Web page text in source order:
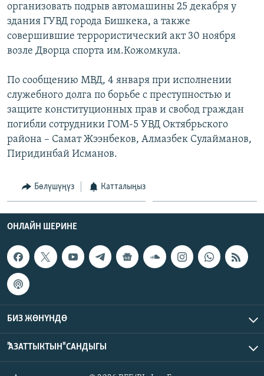
организовать подрыв автомашины 25 декабря у
здания ГУВД города Бишкека, а также
совершившие террористический акт 30 ноября
возле Дворца спорта им.Кожомкула.
По сообщению МВД, 4 января при исполнении
служебного долга по борьбе с преступностью и
защите конституционных прав и свобод граждан
погибли сотрудники ГОМ-5 УВД Октябрьского
района – Самат Жээнбеков, Алмазбек Сулайманов,
Пиридинбай Исманов.
Бөлүшүңүз Катталыңыз
ОНЛАЙН ШЕРИНЕ
БИЗ ЖӨНҮНДӨ
"АЗАТТЫКТЫН" САНДЫГЫ